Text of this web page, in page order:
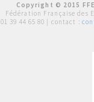
Copyright © 2015
Fédération Française des
01 39 44 65 80 | contact :